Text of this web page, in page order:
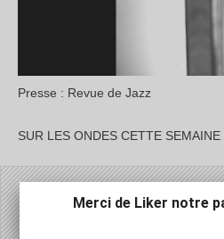
Presse : Revue de Jazz
SUR LES ONDES CETTE SEMAINE
Merci de Liker notre